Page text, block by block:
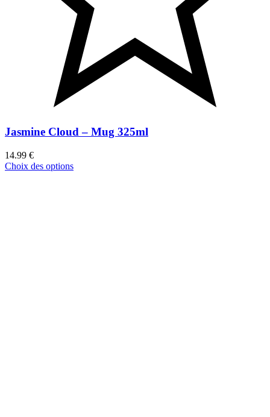
Jasmine Cloud – Mug 325ml
14.99 €
Choix des options